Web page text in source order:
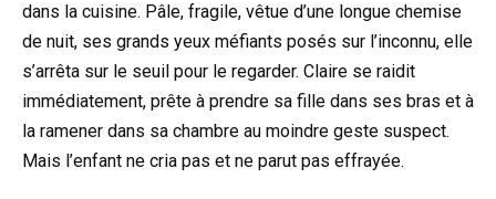
dans la cuisine. Pâle, fragile, vêtue d’une longue chemise
de nuit, ses grands yeux méfiants posés sur l’inconnu, elle
s’arrêta sur le seuil pour le regarder. Claire se raidit
immédiatement, prête à prendre sa fille dans ses bras et à
la ramener dans sa chambre au moindre geste suspect.
Mais l’enfant ne cria pas et ne parut pas effrayée.